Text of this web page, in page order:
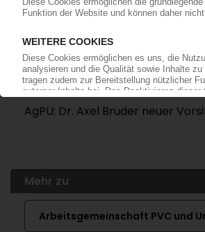
NAMEN
Managing Director
VERBÄNDE
AgPU: Dr. Axel Bruder neuer
Mehr zu
Arbeitsgemeinschaft PVC und